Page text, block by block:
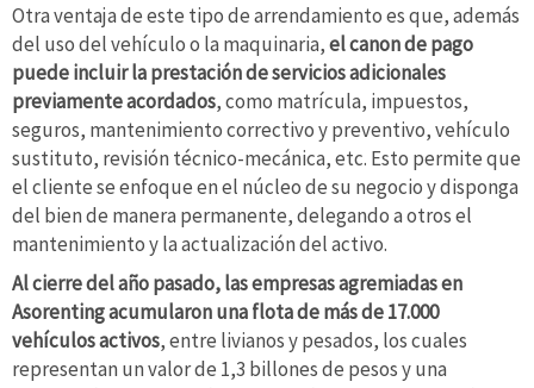
Otra ventaja de este tipo de arrendamiento es que, además
del uso del vehículo o la maquinaria,el canon de pago
puede incluir la prestación de servicios adicionales
previamente acordados, como matrícula, impuestos,
seguros, mantenimiento correctivo y preventivo, vehículo
sustituto, revisión técnico-mecánica, etc. Esto permite que
el cliente se enfoque en el núcleo de su negocio y disponga
del bien de manera permanente, delegando a otros el
mantenimiento y la actualización del activo.
Al cierre del año pasado, las empresas agremiadas en
Asorenting acumularon una flota de más de 17.000
vehículos activos, entre livianos y pesados, los cuales
representan un valor de 1,3 billones de pesos y una